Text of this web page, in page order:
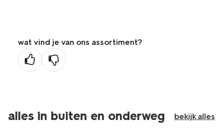
wat vind je van ons assortiment?
alles in buiten en onderweg bekijk alles